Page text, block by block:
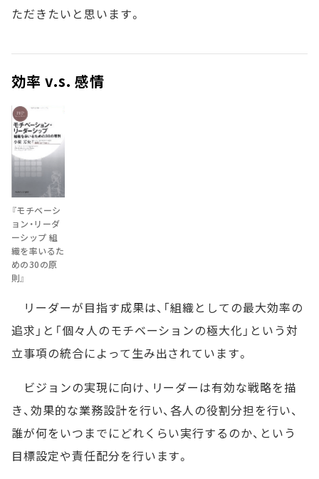
ただきたいと思います。
効率 v.s. 感情
『モチベーシ
ョン・リーダ
ーシップ 組
織を率いるた
めの30の原
則』
リーダーが目指す成果は、「組織としての最大効率の
追求」と「個々人のモチベーションの極大化」という対
立事項の統合によって生み出されています。
ビジョンの実現に向け、リーダーは有効な戦略を描
き、効果的な業務設計を行い、各人の役割分担を行い、
誰が何をいつまでにどれくらい実行するのか、という
目標設定や責任配分を行います。